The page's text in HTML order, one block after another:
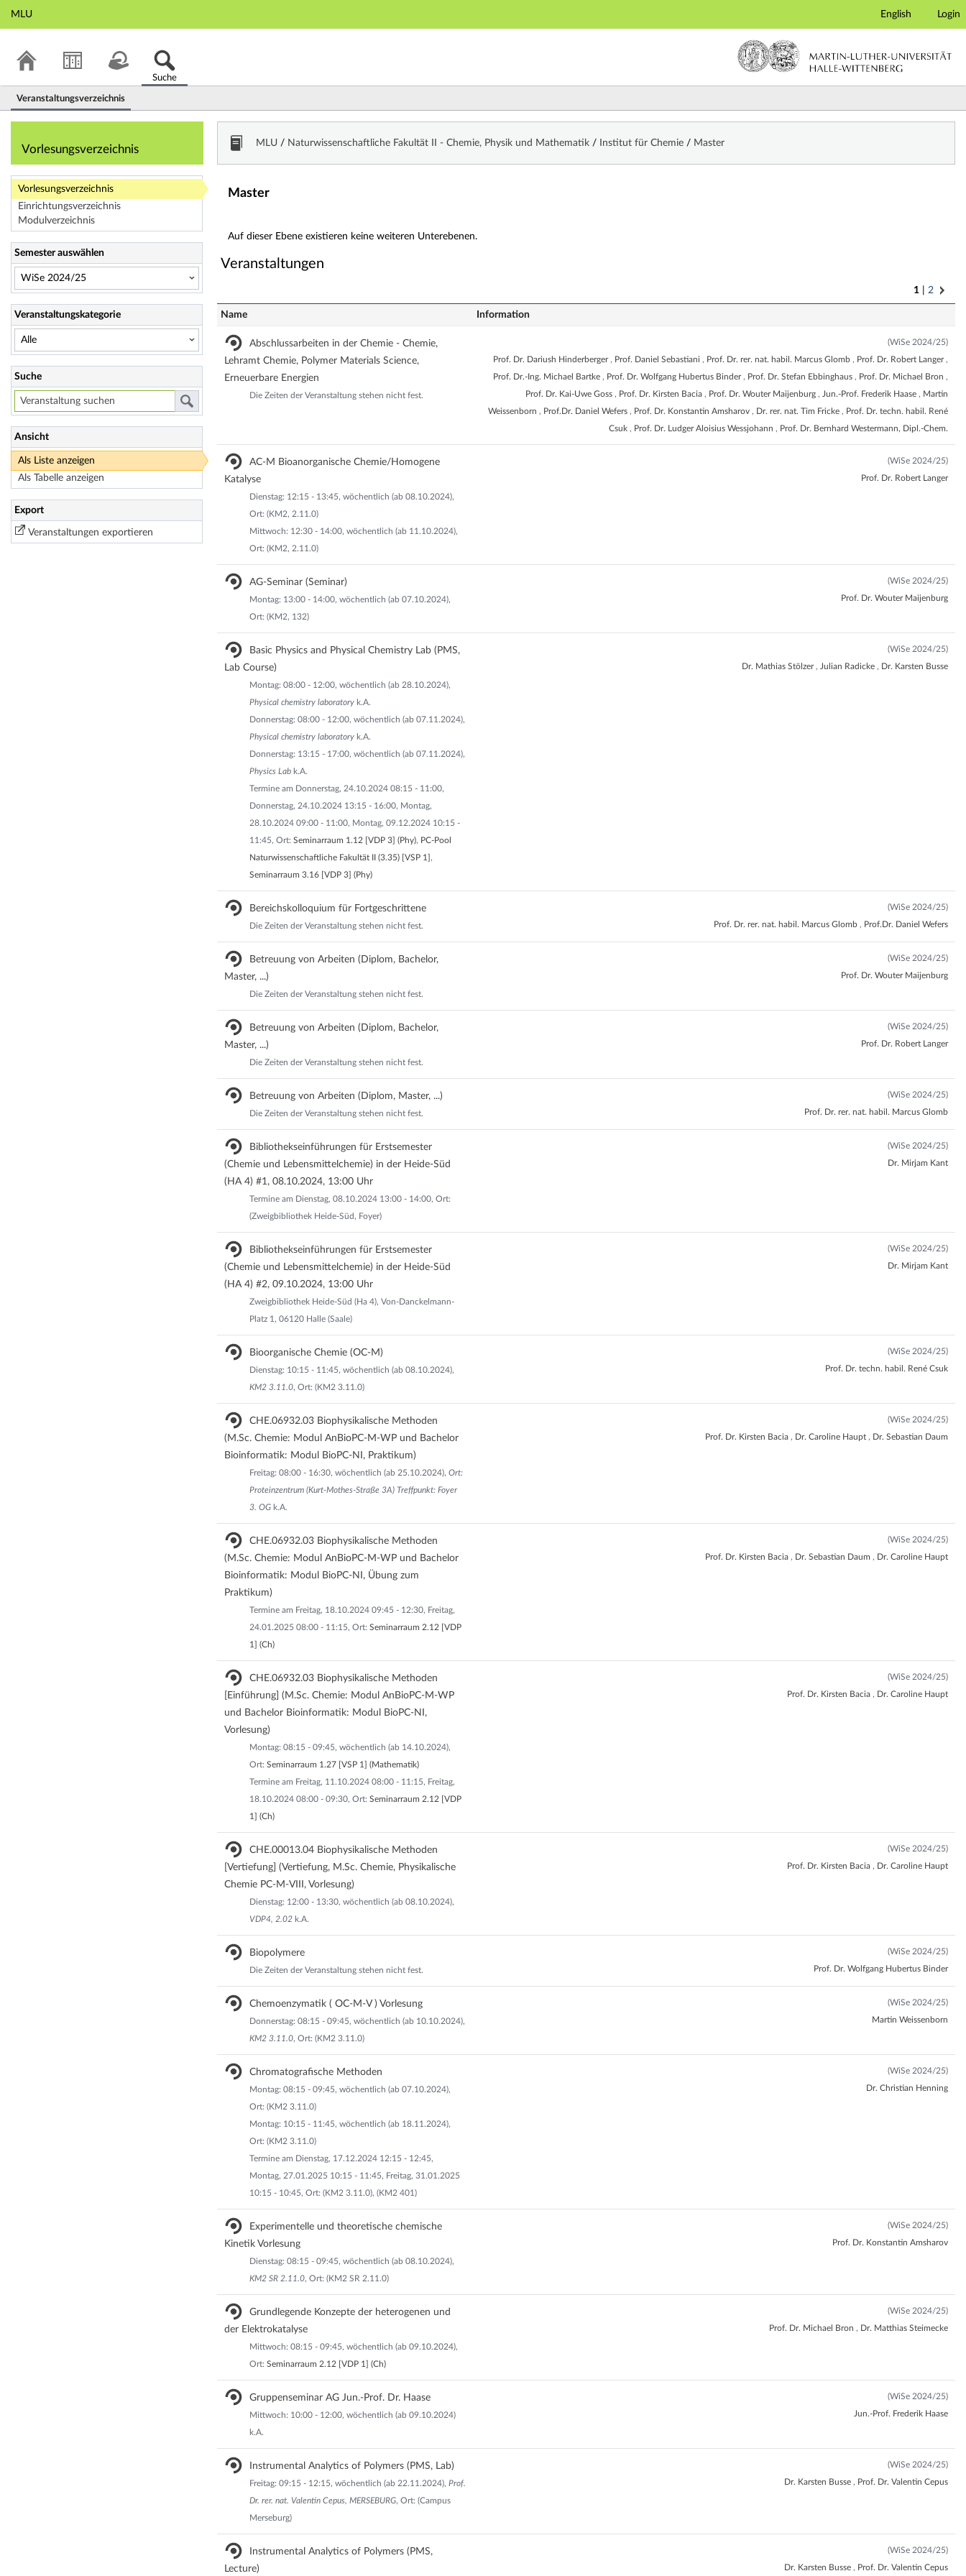
Hauptnavigation
Fußzeile
MLU English Login
Suche
Veranstaltungsverzeichnis
Vorlesungsverzeichnis
Vorlesungsverzeichnis
Einrichtungsverzeichnis
Modulverzeichnis
Semester auswählen
Veranstaltungskategorie
Suche
Ansicht
Als Liste anzeigen
Als Tabelle anzeigen
Export
Veranstaltungen exportieren
MLU / Naturwissenschaftliche Fakultät II - Chemie, Physik und Mathematik / Institut für Chemie / Master
Master
Auf dieser Ebene existieren keine weiteren Unterebenen.
Veranstaltungen
1 2
Name Information
Abschlussarbeiten in der Chemie - Chemie,
Lehramt Chemie, Polymer Materials Science,
Erneuerbare Energien
Die Zeiten der Veranstaltung stehen nicht fest.
(WiSe 2024/25)
Prof. Dr. Dariush Hinderberger , Prof. Daniel Sebastiani , Prof. Dr. rer. nat. habil. Marcus Glomb , Prof. Dr. Robert Langer ,
Prof. Dr.-Ing. Michael Bartke , Prof. Dr. Wolfgang Hubertus Binder , Prof. Dr. Stefan Ebbinghaus , Prof. Dr. Michael Bron ,
Prof. Dr. Kai-Uwe Goss , Prof. Dr. Kirsten Bacia , Prof. Dr. Wouter Maijenburg , Jun.-Prof. Frederik Haase , Martin
Weissenborn , Prof.Dr. Daniel Wefers , Prof. Dr. Konstantin Amsharov , Dr. rer. nat. Tim Fricke , Prof. Dr. techn. habil. René
Csuk , Prof. Dr. Ludger Aloisius Wessjohann , Prof. Dr. Bernhard Westermann, Dipl.-Chem.
AC-M Bioanorganische Chemie/Homogene
Katalyse
Dienstag: 12:15 - 13:45, wöchentlich (ab 08.10.2024),
Ort: (KM2, 2.11.0)
Mittwoch: 12:30 - 14:00, wöchentlich (ab 11.10.2024),
Ort: (KM2, 2.11.0)
(WiSe 2024/25)
Prof. Dr. Robert Langer
AG-Seminar (Seminar)
Montag: 13:00 - 14:00, wöchentlich (ab 07.10.2024),
Ort: (KM2, 132)
(WiSe 2024/25)
Prof. Dr. Wouter Maijenburg
Basic Physics and Physical Chemistry Lab (PMS,
Lab Course)
Montag: 08:00 - 12:00, wöchentlich (ab 28.10.2024),
Physical chemistry laboratory k.A.
Donnerstag: 08:00 - 12:00, wöchentlich (ab 07.11.2024),
Physical chemistry laboratory k.A.
Donnerstag: 13:15 - 17:00, wöchentlich (ab 07.11.2024),
Physics Lab k.A.
Termine am Donnerstag, 24.10.2024 08:15 - 11:00,
Donnerstag, 24.10.2024 13:15 - 16:00, Montag,
28.10.2024 09:00 - 11:00, Montag, 09.12.2024 10:15 -
11:45, Ort: Seminarraum 1.12 [VDP 3] (Phy), PC-Pool
Naturwissenschaftliche Fakultät II (3.35) [VSP 1] ,
Seminarraum 3.16 [VDP 3] (Phy)
(WiSe 2024/25)
Dr. Mathias Stölzer , Julian Radicke , Dr. Karsten Busse
Bereichskolloquium für Fortgeschrittene
Die Zeiten der Veranstaltung stehen nicht fest.
(WiSe 2024/25)
Prof. Dr. rer. nat. habil. Marcus Glomb , Prof.Dr. Daniel Wefers
Betreuung von Arbeiten (Diplom, Bachelor,
Master, ...)
Die Zeiten der Veranstaltung stehen nicht fest.
(WiSe 2024/25)
Prof. Dr. Wouter Maijenburg
Betreuung von Arbeiten (Diplom, Bachelor,
Master, ...)
Die Zeiten der Veranstaltung stehen nicht fest.
(WiSe 2024/25)
Prof. Dr. Robert Langer
Betreuung von Arbeiten (Diplom, Master, ...)
Die Zeiten der Veranstaltung stehen nicht fest.
(WiSe 2024/25)
Prof. Dr. rer. nat. habil. Marcus Glomb
Bibliothekseinführungen für Erstsemester
(Chemie und Lebensmittelchemie) in der Heide-Süd
(HA 4) #1, 08.10.2024, 13:00 Uhr
Termine am Dienstag, 08.10.2024 13:00 - 14:00, Ort:
(Zweigbibliothek Heide-Süd, Foyer)
(WiSe 2024/25)
Dr. Mirjam Kant
Bibliothekseinführungen für Erstsemester
(Chemie und Lebensmittelchemie) in der Heide-Süd
(HA 4) #2, 09.10.2024, 13:00 Uhr
Zweigbibliothek Heide-Süd (Ha 4), Von-Danckelmann-
Platz 1, 06120 Halle (Saale)
(WiSe 2024/25)
Dr. Mirjam Kant
Bioorganische Chemie (OC-M)
Dienstag: 10:15 - 11:45, wöchentlich (ab 08.10.2024),
KM2 3.11.0, Ort: (KM2 3.11.0)
(WiSe 2024/25)
Prof. Dr. techn. habil. René Csuk
CHE.06932.03 Biophysikalische Methoden
(M.Sc. Chemie: Modul AnBioPC-M-WP und Bachelor
Bioinformatik: Modul BioPC-NI, Praktikum)
Freitag: 08:00 - 16:30, wöchentlich (ab 25.10.2024), Ort:
Proteinzentrum (Kurt-Mothes-Straße 3A) Treffpunkt: Foyer
3. OG k.A.
(WiSe 2024/25)
Prof. Dr. Kirsten Bacia , Dr. Caroline Haupt , Dr. Sebastian Daum
CHE.06932.03 Biophysikalische Methoden
(M.Sc. Chemie: Modul AnBioPC-M-WP und Bachelor
Bioinformatik: Modul BioPC-NI, Übung zum
Praktikum)
Termine am Freitag, 18.10.2024 09:45 - 12:30, Freitag,
24.01.2025 08:00 - 11:15, Ort: Seminarraum 2.12 [VDP
1] (Ch)
(WiSe 2024/25)
Prof. Dr. Kirsten Bacia , Dr. Sebastian Daum , Dr. Caroline Haupt
CHE.06932.03 Biophysikalische Methoden
[Einführung] (M.Sc. Chemie: Modul AnBioPC-M-WP
und Bachelor Bioinformatik: Modul BioPC-NI,
Vorlesung)
Montag: 08:15 - 09:45, wöchentlich (ab 14.10.2024),
Ort: Seminarraum 1.27 [VSP 1] (Mathematik)
Termine am Freitag, 11.10.2024 08:00 - 11:15, Freitag,
18.10.2024 08:00 - 09:30, Ort: Seminarraum 2.12 [VDP
1] (Ch)
(WiSe 2024/25)
Prof. Dr. Kirsten Bacia , Dr. Caroline Haupt
CHE.00013.04 Biophysikalische Methoden
[Vertiefung] (Vertiefung, M.Sc. Chemie, Physikalische
Chemie PC-M-VIII, Vorlesung)
Dienstag: 12:00 - 13:30, wöchentlich (ab 08.10.2024),
VDP4, 2.02 k.A.
(WiSe 2024/25)
Prof. Dr. Kirsten Bacia , Dr. Caroline Haupt
Biopolymere
Die Zeiten der Veranstaltung stehen nicht fest.
(WiSe 2024/25)
Prof. Dr. Wolfgang Hubertus Binder
Chemoenzymatik ( OC-M-V ) Vorlesung
Donnerstag: 08:15 - 09:45, wöchentlich (ab 10.10.2024),
KM2 3.11.0, Ort: (KM2 3.11.0)
(WiSe 2024/25)
Martin Weissenborn
Chromatografische Methoden
Montag: 08:15 - 09:45, wöchentlich (ab 07.10.2024),
Ort: (KM2 3.11.0)
Montag: 10:15 - 11:45, wöchentlich (ab 18.11.2024),
Ort: (KM2 3.11.0)
Termine am Dienstag, 17.12.2024 12:15 - 12:45,
Montag, 27.01.2025 10:15 - 11:45, Freitag, 31.01.2025
10:15 - 10:45, Ort: (KM2 3.11.0), (KM2 401)
(WiSe 2024/25)
Dr. Christian Henning
Experimentelle und theoretische chemische
Kinetik Vorlesung
Dienstag: 08:15 - 09:45, wöchentlich (ab 08.10.2024),
KM2 SR 2.11.0, Ort: (KM2 SR 2.11.0)
(WiSe 2024/25)
Prof. Dr. Konstantin Amsharov
Grundlegende Konzepte der heterogenen und
der Elektrokatalyse
Mittwoch: 08:15 - 09:45, wöchentlich (ab 09.10.2024),
Ort: Seminarraum 2.12 [VDP 1] (Ch)
(WiSe 2024/25)
Prof. Dr. Michael Bron , Dr. Matthias Steimecke
Gruppenseminar AG Jun.-Prof. Dr. Haase
Mittwoch: 10:00 - 12:00, wöchentlich (ab 09.10.2024)
k.A.
(WiSe 2024/25)
Jun.-Prof. Frederik Haase
Instrumental Analytics of Polymers (PMS, Lab)
Freitag: 09:15 - 12:15, wöchentlich (ab 22.11.2024), Prof.
Dr. rer. nat. Valentin Cepus, MERSEBURG, Ort: (Campus
Merseburg)
(WiSe 2024/25)
Dr. Karsten Busse , Prof. Dr. Valentin Cepus
Instrumental Analytics of Polymers (PMS,
Lecture)
(WiSe 2024/25)
Dr. Karsten Busse , Prof. Dr. Valentin Cepus